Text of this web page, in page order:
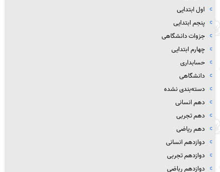
اول ابتدایی
پنجم ابتدایی
جزوات دانشگاهی
چهارم ابتدایی
حسابداری
دانشگاهی
دسته‌بندی نشده
دهم انسانی
دهم تجربی
دهم ریاضی
دوازدهم انسانی
دوازدهم تجربی
دوازدهم رباضی